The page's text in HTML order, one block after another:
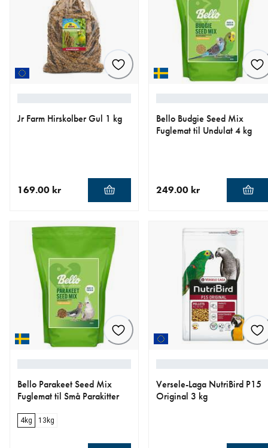
Jr Farm Hirskolber Gul 1 kg
169.00 kr
Bello Budgie Seed Mix
Fuglemat til Undulat 4 kg
249.00 kr
Bello Parakeet Seed Mix
Fuglemat til Små Parakitter
4kg 13kg
Versele-Laga NutriBird P15
Original 3 kg